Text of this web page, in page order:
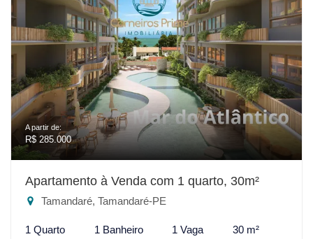
A partir de:
R$ 285.000
Apartamento à Venda com 1 quarto, 30m²
Tamandaré, Tamandaré-PE
1 Quarto 1 Banheiro 1 Vaga 30 m²